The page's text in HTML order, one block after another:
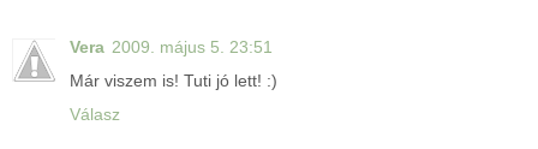
Vera 2009. május 5. 23:51
Már viszem is! Tuti jó lett! :)
Válasz